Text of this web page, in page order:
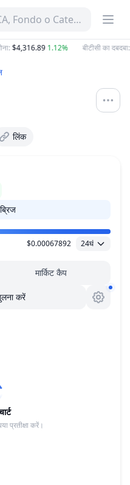
Fondo o Categoría
:$4,316.891.12% बीटीसी का दबदबा:
लिंक
$0.00067892 24घं
मार्किट कैप
करें
प्रतीक्षा करें।